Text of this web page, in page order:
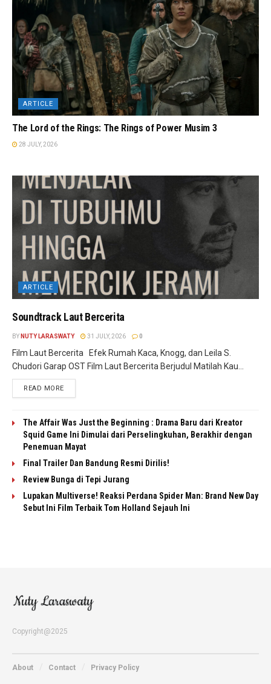
ARTICLE
The Lord of the Rings: The Rings of Power Musim 3
28 JULY, 2026
ARTICLE
Soundtrack Laut Bercerita
BY NUTY LARASWATY 31 JULY, 2026 0
Film Laut Bercerita Efek Rumah Kaca, Knogg, dan Leila S.
Chudori Garap OST Film Laut Bercerita Berjudul Matilah Kau...
READ MORE
The Affair Was Just the Beginning : Drama Baru dari Kreator
Squid Game Ini Dimulai dari Perselingkuhan, Berakhir dengan
Penemuan Mayat
Final Trailer Dan Bandung Resmi Dirilis!
Review Bunga di Tepi Jurang
Lupakan Multiverse! Reaksi Perdana Spider Man: Brand New Day
Sebut Ini Film Terbaik Tom Holland Sejauh Ini
Copyright@2025
About Contact Privacy Policy